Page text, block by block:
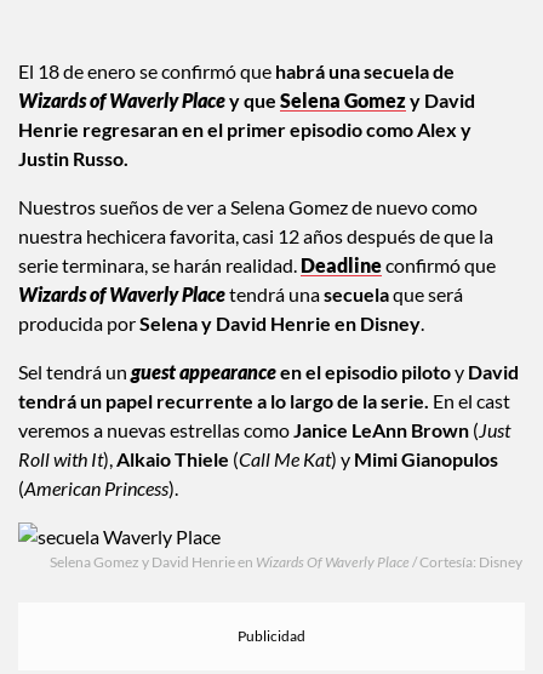
El 18 de enero se confirmó que habrá una secuela de
Wizards of Waverly Placey que Selena Gomezy David
Henrie regresaran en el primer episodio como Alex y
Justin Russo.
Nuestros sueños de ver a Selena Gomez de nuevo como
nuestra hechicera favorita, casi 12 años después de que la
serie terminara, se harán realidad. Deadlineconfirmó que
Wizards of Waverly Placetendrá unasecuelaque será
producida porSelena y David Henrie en Disney.
Sel tendrá un guest appearanceen el episodio pilotoy David
tendrá un papel recurrente a lo largo de la serie. En el cast
veremos a nuevas estrellas comoJanice LeAnn Brown (Just
Roll with It),Alkaio Thiele (Call Me Kat) y Mimi Gianopulos
(American Princess).
Selena Gomez y David Henrie en Wizards Of Waverly Place / Cortesía: Disney